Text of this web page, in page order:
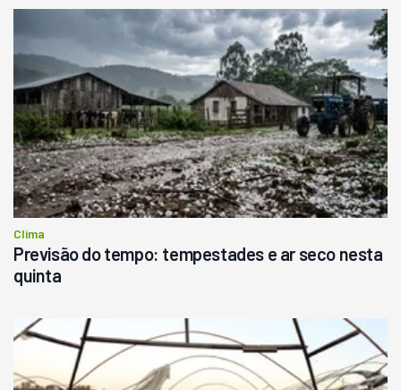
Clima
Previsão do tempo: tempestades e ar seco nesta
quinta